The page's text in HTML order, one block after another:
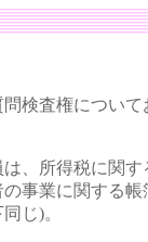
検査権につい
、所得税に関
事業に関する
じ)。